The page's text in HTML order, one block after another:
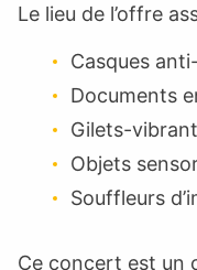
Le lieu de l’offre
Casques
Documents
Gilets-
Objets
Souffleurs
Ce concert est un